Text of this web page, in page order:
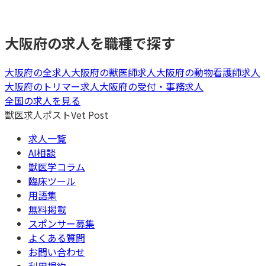
大阪府の求人を職種で探す
大阪府の全求人大阪府の獣医師求人大阪府の動物看護師求人
大阪府の トリマー求人大阪府の受付・事務求人
全国の求人を見る
獣医求人ポストVet Post
求人一覧
AI相談
獣医学コラム
臨床ツール
用語集
無料掲載
スポンサー募集
よくある質問
お問い合わせ